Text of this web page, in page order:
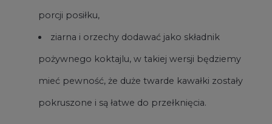
porcji posiłku,
ziarna i orzechy dodawać jako składnik
pożywnego koktajlu, w takiej wersji będziemy
mieć pewność, że duże twarde kawałki zostały
pokruszone i są łatwe do przełknięcia.